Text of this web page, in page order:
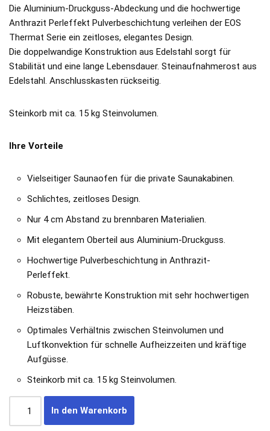
Die Aluminium-Druckguss-Abdeckung und die hochwertige
Anthrazit Perleffekt Pulverbeschichtung verleihen der EOS
Thermat Serie ein zeitloses, elegantes Design.
Die doppelwandige Konstruktion aus Edelstahl sorgt für
Stabilität und eine lange Lebensdauer. Steinaufnahmerost aus
Edelstahl. Anschlusskasten rückseitig.
Steinkorb mit ca. 15 kg Steinvolumen.
Ihre Vorteile
Vielseitiger Saunaofen für die private Saunakabinen.
Schlichtes, zeitloses Design.
Nur 4 cm Abstand zu brennbaren Materialien.
Mit elegantem Oberteil aus Aluminium-Druckguss.
Hochwertige Pulverbeschichtung in Anthrazit-
Perleffekt.
Robuste, bewährte Konstruktion mit sehr hochwertigen
Heizstäben.
Optimales Verhältnis zwischen Steinvolumen und
Luftkonvektion für schnelle Aufheizzeiten und kräftige
Aufgüsse.
Steinkorb mit ca. 15 kg Steinvolumen.
In den Warenkorb